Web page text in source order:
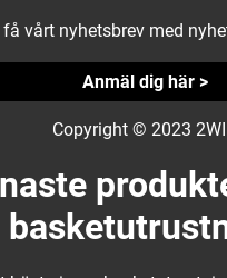
vårt nyhetsbrev med
Anmäl dig här >
Copyright © 2023